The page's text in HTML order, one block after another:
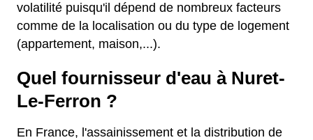
volatilité puisqu'il dépend de nombreux facteurs
comme de la localisation ou du type de logement
(appartement, maison,...).
Quel fournisseur d'eau à Nuret-
Le-Ferron ?
En France, l'assainissement et la distribution de